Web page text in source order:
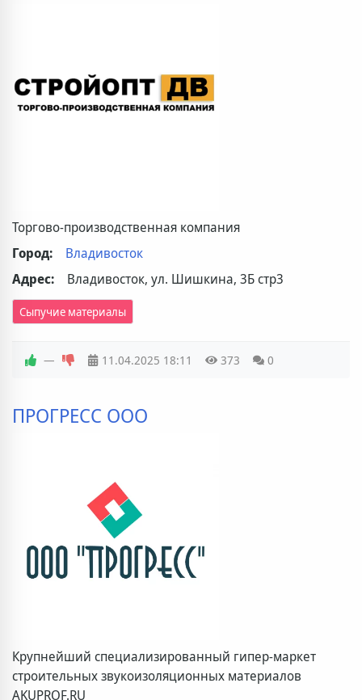
Торгово-производственная компания
Город:
Владивосток
Адрес:
Владивосток, ул. Шишкина, 3Б стр3
Сыпучие материалы
— 11.04.2025 18:11 373 0
ПРОГРЕСС ООО
Крупнейший специализированный гипер-маркет
строительных звукоизоляционных материалов
AKUPROF.RU